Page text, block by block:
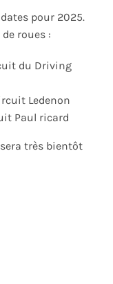
pour 2025.
roues :
du Driving
Ledenon
Paul ricard
très bientôt